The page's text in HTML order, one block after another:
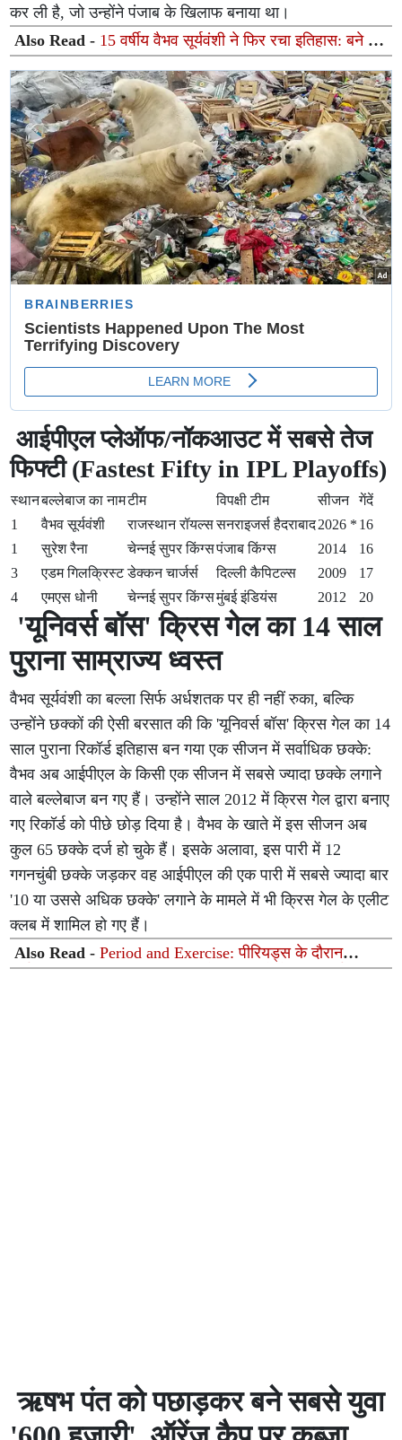
कर ली है, जो उन्होंने पंजाब के खिलाफ बनाया था।
Also Read - 15 वर्षीय वैभव सूर्यवंशी ने फिर रचा इतिहास: बने दो
अंतरराष्ट्रीय अर्धशतक जड़ने वाले दुनिया के पहले सबसे युवा
बल्लेबाज
आईपीएल प्लेऑफ/नॉकआउट में सबसे तेज
फिफ्टी (Fastest Fifty in IPL Playoffs)
स्थानबल्लेबाज का नामटीम विपक्षी टीम सीजन
गेंदें
1
वैभव सूर्यवंशी राजस्थान रॉयल्ससनराइजर्स हैदराबाद2026 * 16
1
सुरेश रैना चेन्नई सुपर किंग्सपंजाब किंग्स 2014
16
3
एडम गिलक्रिस्ट डेक्कन चार्जर्स दिल्ली कैपिटल्स 2009
17
4
एमएस धोनी चेन्नई सुपर किंग्समुंबई इंडियंस 2012 20
'यूनिवर्स बॉस' क्रिस गेल का 14 साल
पुराना साम्राज्य ध्वस्त
वैभव सूर्यवंशी का बल्ला सिर्फ अर्धशतक पर ही नहीं रुका, बल्कि
उन्होंने छक्कों की ऐसी बरसात की कि 'यूनिवर्स बॉस' क्रिस गेल का 14
साल पुराना रिकॉर्ड इतिहास बन गया एक सीजन में सर्वाधिक छक्के:
वैभव अब आईपीएल के किसी एक सीजन में सबसे ज्यादा छक्के लगाने
वाले बल्लेबाज बन गए हैं। उन्होंने साल 2012 में क्रिस गेल द्वारा बनाए
गए रिकॉर्ड को पीछे छोड़ दिया है। वैभव के खाते में इस सीजन अब
कुल 65 छक्के दर्ज हो चुके हैं। इसके अलावा, इस पारी में 12
गगनचुंबी छक्के जड़कर वह आईपीएल की एक पारी में सबसे ज्यादा बार
'10 या उससे अधिक छक्के' लगाने के मामले में भी क्रिस गेल के एलीट
क्लब में शामिल हो गए हैं।
Also Read -Period and Exercise: पीरियड्स के दौरान
वर्कआउट करना सही या गलत? जानें क्या कहते हैं एक्सपर्ट्स
ऋषभ पंत को पछाड़कर बने सबसे युवा